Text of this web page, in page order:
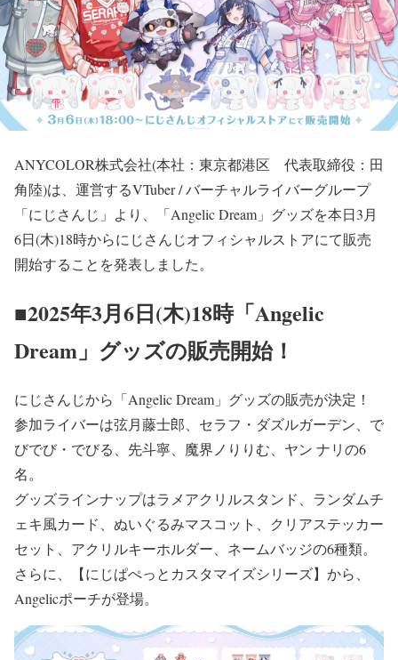
ANYCOLOR株式会社(本社：東京都港区 代表取締役：田
角陸)は、運営するVTuber / バーチャルライバーグループ
「にじさんじ」より、「Angelic Dream」グッズを本日3月
6日(木)18時からにじさんじオフィシャルストアにて販売
開始することを発表しました。
■2025年3月6日(木)18時「Angelic
Dream」グッズの販売開始！
にじさんじから「Angelic Dream」グッズの販売が決定！
参加ライバーは弦月藤士郎、セラフ・ダズルガーデン、で
びでび・でびる、先斗寧、魔界ノりりむ、ヤン ナリの6
名。
グッズラインナップはラメアクリルスタンド、ランダムチ
ェキ風カード、ぬいぐるみマスコット、クリアステッカー
セット、アクリルキーホルダー、ネームバッジの6種類。
さらに、【にじぱぺっとカスタマイズシリーズ】から、
Angelicポーチが登場。